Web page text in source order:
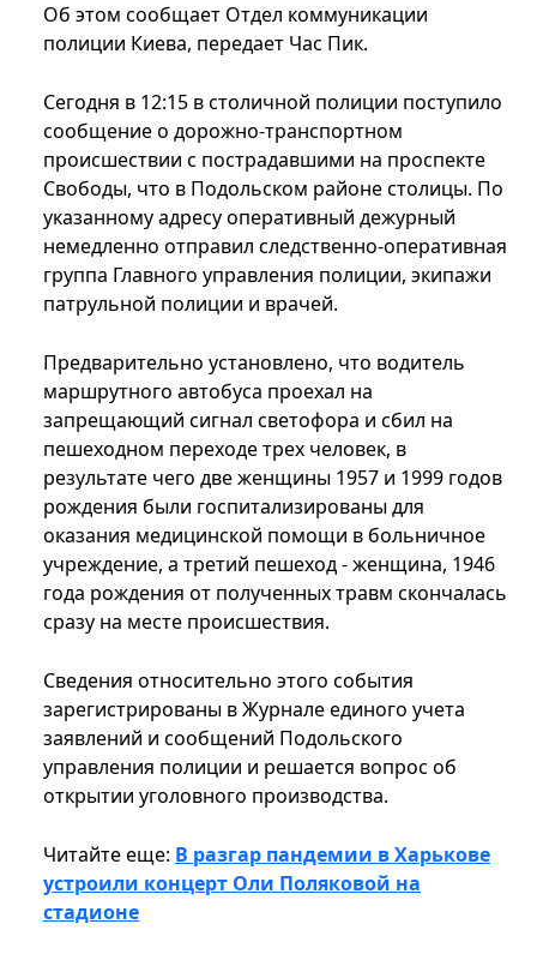
Об этом сообщает Отдел коммуникации
полиции Киева, передает Час Пик.
Сегодня в 12:15 в столичной полиции поступило
сообщение о дорожно-транспортном
происшествии с пострадавшими на проспекте
Свободы, что в Подольском районе столицы. По
указанному адресу оперативный дежурный
немедленно отправил следственно-оперативная
группа Главного управления полиции, экипажи
патрульной полиции и врачей.
Предварительно установлено, что водитель
маршрутного автобуса проехал на
запрещающий сигнал светофора и сбил на
пешеходном переходе трех человек, в
результате чего две женщины 1957 и 1999 годов
рождения были госпитализированы для
оказания медицинской помощи в больничное
учреждение, а третий пешеход - женщина, 1946
года рождения от полученных травм скончалась
сразу на месте происшествия.
Сведения относительно этого события
зарегистрированы в Журнале единого учета
заявлений и сообщений Подольского
управления полиции и решается вопрос об
открытии уголовного производства.
Читайте еще: В разгар пандемии в Харькове
устроили концерт Оли Поляковой на
стадионе